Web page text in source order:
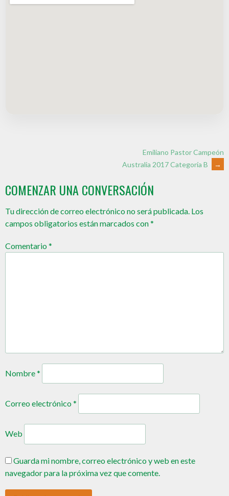
Emiliano Pastor Campeón
Australia 2017 Categoría B
→
COMENZAR UNA CONVERSACIÓN
Tu dirección de correo electrónico no será publicada. Los
campos obligatorios están marcados con*
Comentario*
Nombre*
Correo electrónico*
Web
Guarda mi nombre, correo electrónico y web en este
navegador para la próxima vez que comente.